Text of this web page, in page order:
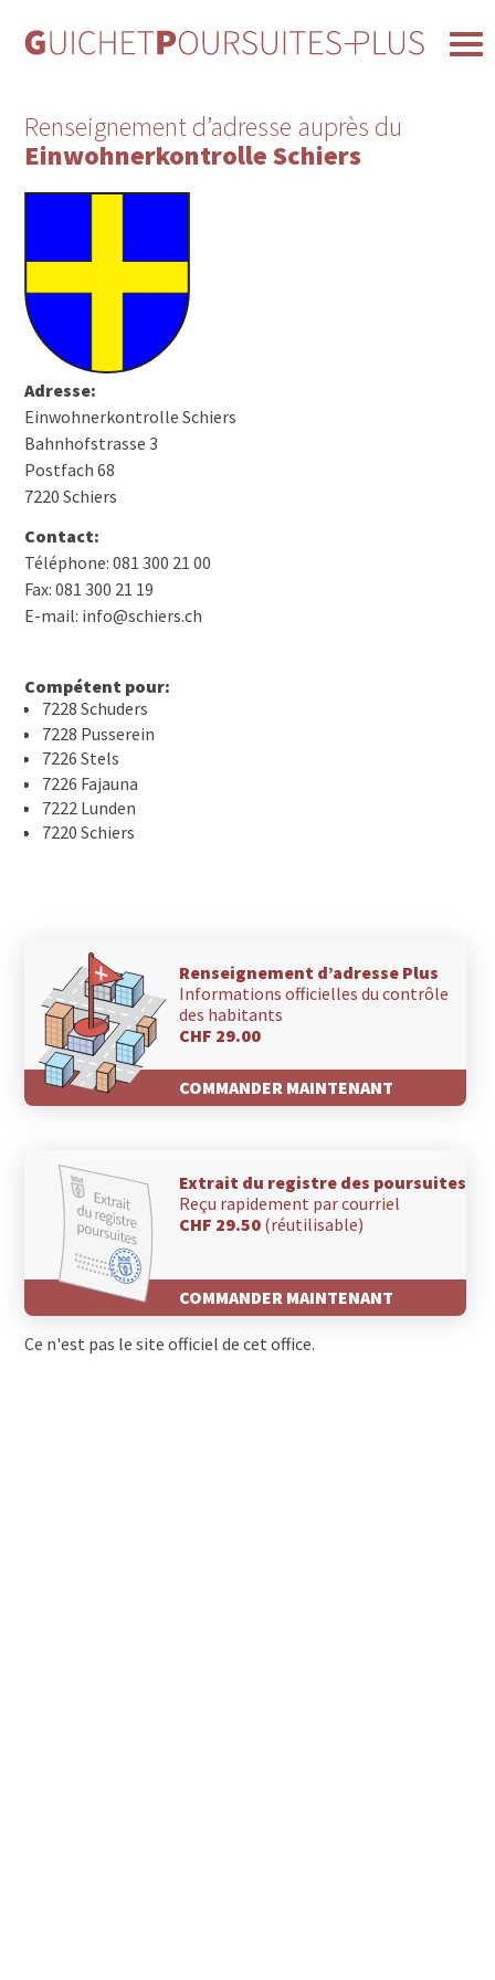
Renseignement d’adresse auprès du
Einwohnerkontrolle Schiers
Adresse:
Einwohnerkontrolle Schiers
Bahnhofstrasse 3
Postfach 68
7220 Schiers
Contact:
Téléphone: 081 300 21 00
Fax: 081 300 21 19
E-mail: info@schiers.ch
Compétent pour:
7228 Schuders
7228 Pusserein
7226 Stels
7226 Fajauna
7222 Lunden
7220 Schiers
Renseignement d’adresse Plus
Informations officielles du contrôle
des habitants
CHF 29.00
COMMANDER MAINTENANT
Extrait du registre des poursuites
Reçu rapidement par courriel
CHF 29.50 (réutilisable)
COMMANDER MAINTENANT
Ce n'est pas le site officiel de cet office.